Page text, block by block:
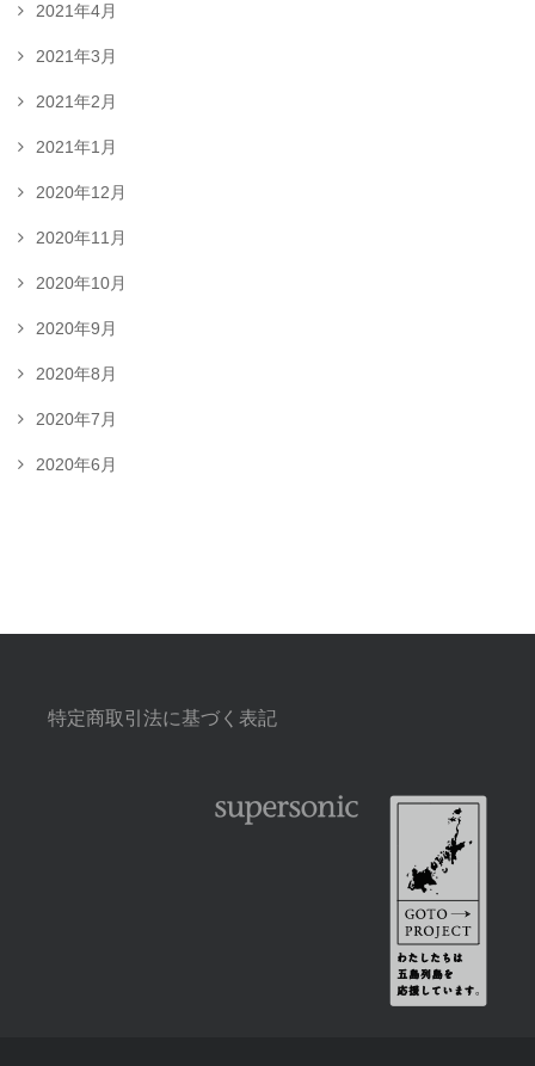
2021年4月
2021年3月
2021年2月
2021年1月
2020年12月
2020年11月
2020年10月
2020年9月
2020年8月
2020年7月
2020年6月
特定商取引法に基づく表記